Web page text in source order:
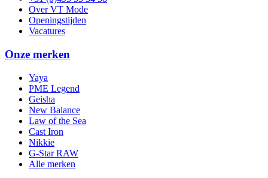
Over VT Mode
Openingstijden
Vacatures
Onze merken
Yaya
PME Legend
Geisha
New Balance
Law of the Sea
Cast Iron
Nikkie
G-Star RAW
Alle merken